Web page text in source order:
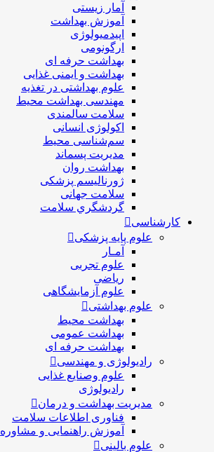
آمار زیستی
آموزش بهداشت
اپیدمیولوژی
ارگونومی
بهداشت حرفه ای
بهداشت و ایمنی غذایی
علوم بهداشتی در تغذیه
مهندسی بهداشت محيط
سلامت سالمندی
اکولوژی انسانی
سم‌شناسی محیط
مدیریت پسماند
بهداشت روان
ژورنالیسم پزشکی
سلامت جهانی
گردشگري سلامت
کارشناسی
علوم پایه پزشکی
آمـار
علوم تجربی
ریاضی
علوم آزمایشگاهی
علوم بهداشتی
بهداشت محیط
بهداشت عمومی
بهداشت حرفه ای
رادیولوژی و مهندسی
علوم وصنایع غذایی
رادیولوژی
مدیریت بهداشت و درمان
فناوری اطلاعات سلامت
آموزش راهنمایی و مشاوره
علوم بالینی